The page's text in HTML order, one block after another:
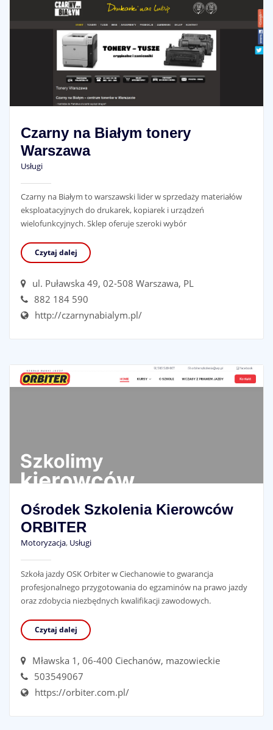
Czarny na Białym tonery
Warszawa
Usługi
Czarny na Białym to warszawski lider w sprzedaży materiałów
eksploatacyjnych do drukarek, kopiarek i urządzeń
wielofunkcyjnych. Sklep oferuje szeroki wybór
Czytaj dalej
ul. Puławska 49, 02-508 Warszawa, PL
882 184 590
http://czarnynabialym.pl/
Ośrodek Szkolenia Kierowców
ORBITER
Motoryzacja, Usługi
Szkoła jazdy OSK Orbiter w Ciechanowie to gwarancja
profesjonalnego przygotowania do egzaminów na prawo jazdy
oraz zdobycia niezbędnych kwalifikacji zawodowych.
Czytaj dalej
Mławska 1, 06-400 Ciechanów, mazowieckie
503549067
https://orbiter.com.pl/